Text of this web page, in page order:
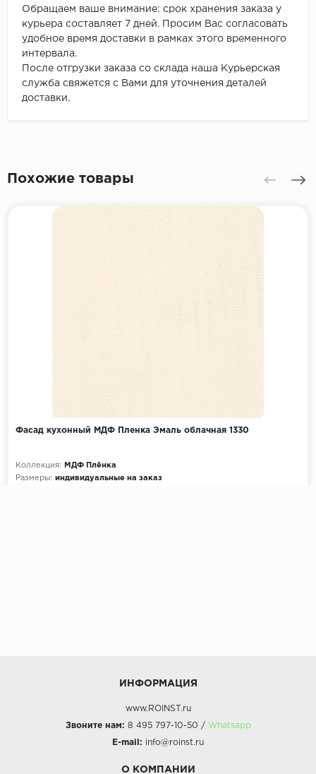
Обращаем ваше внимание: срок хранения заказа у
курьера составляет 7 дней. Просим Вас согласовать
удобное время доставки в рамках этого временного
интервала.
После отгрузки заказа со склада наша Курьерская
служба свяжется с Вами для уточнения деталей
доставки.
Похожие товары
Фасад кухонный МДФ Пленка Эмаль облачная 1330
Коллекция:
МДФ Плёнка
Размеры: индивидуальные на заказ
ИНФОРМАЦИЯ
www.ROINST.ru
Звоните нам: 8 495 797-10-50 / Whatsapp
E-mail: info@roinst.ru
О КОМПАНИИ